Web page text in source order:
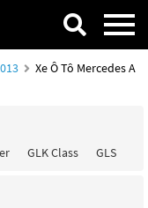
Xe Ô Tô Mercedes A
GLK Class GLS